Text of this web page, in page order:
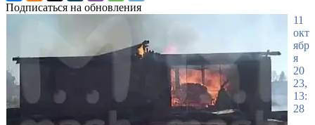
Подписаться на обновления
11
окт
ябр
я
20
23,
13:
28